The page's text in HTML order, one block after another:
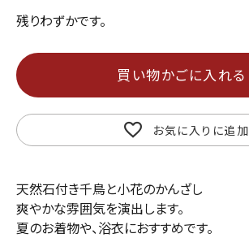
残りわずかです。
お気に入りに追加
買い物かごに入れる
天然石付き千鳥と小花のかんざし
爽やかな雰囲気を演出します。
夏のお着物や、浴衣におすすめです。